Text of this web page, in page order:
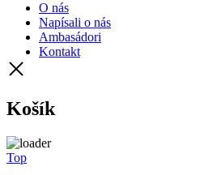
O nás
Napísali o nás
Ambasádori
Kontakt
Košík
Top